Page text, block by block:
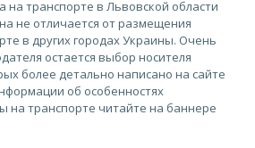
на транспорте в Львовской области
не отличается от размещения
в других городах Украины. Очень
остается выбор носителя
более детально написано на сайте
об особенностях
на транспорте читайте на баннере